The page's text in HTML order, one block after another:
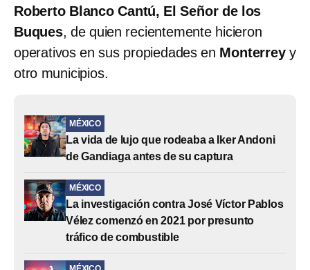
Roberto Blanco Cantú, El Señor de los
Buques, de quien recientemente hicieron
operativos en sus propiedades en Monterreyy
otro municipios.
MÉXICO
La vida de lujo que rodeaba a Iker Andoni
de Gandiaga antes de su captura
MÉXICO
La investigación contra José Víctor Pablos
Vélez comenzó en 2021 por presunto
tráfico de combustible